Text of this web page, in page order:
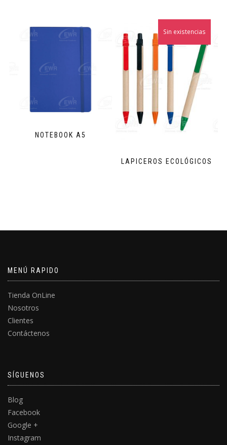
NOTEBOOK A5
LAPICEROS ECOLÓGICOS
Sin existencias
MENÚ RAPIDO
Tienda OnLine
Nosotros
Clientes
Contáctenos
SÍGUENOS
Blog
Facebook
Google +
Instagram